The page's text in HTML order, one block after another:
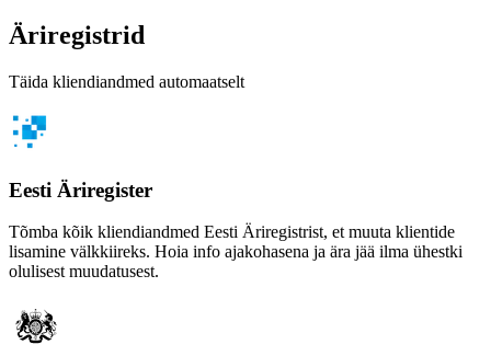
Äriregistrid
Täida kliendiandmed automaatselt
Eesti Äriregister
Tõmba kõik kliendiandmed Eesti Äriregistrist, et muuta klientide
lisamine välkkiireks. Hoia info ajakohasena ja ära jää ilma ühestki
olulisest muudatusest.